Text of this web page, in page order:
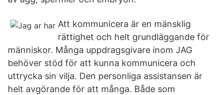
Att kommunicera är en mänsklig
rättighet och helt grundläggande för
människor. Många uppdragsgivare inom JAG
behöver stöd för att kunna kommunicera och
uttrycka sin vilja. Den personliga assistansen är
helt avgörande för att många. Både som